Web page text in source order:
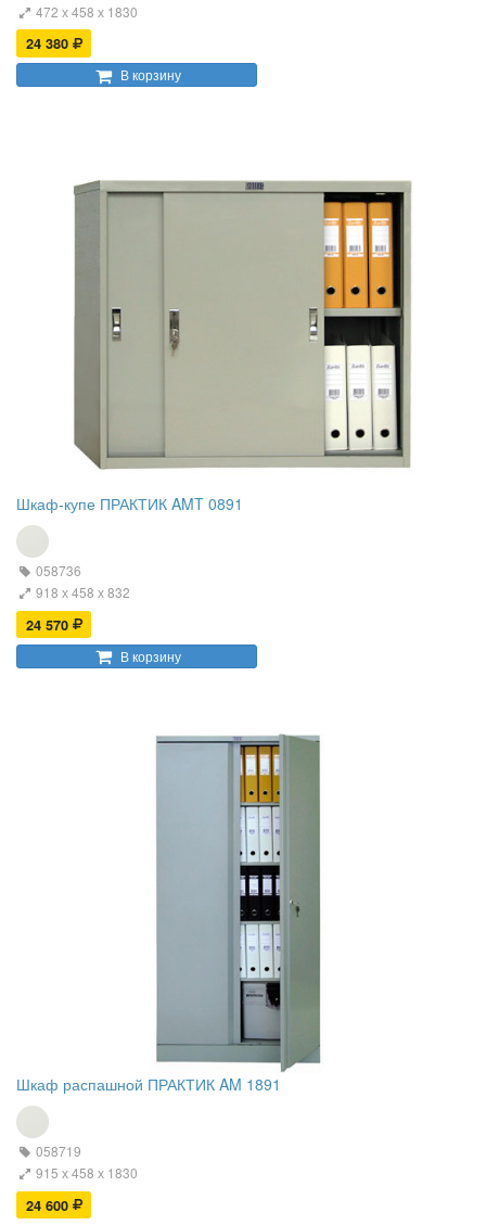
472 х 458 х 1830
24 380
В корзину
Шкаф-купе ПРАКТИК AMT 0891
058736
918 х 458 х 832
24 570
В корзину
Шкаф распашной ПРАКТИК AM 1891
058719
915 х 458 х 1830
24 600